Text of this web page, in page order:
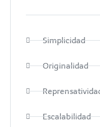
Simplicidad
Originalidad
Escalabilidad